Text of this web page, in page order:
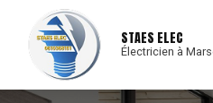
contenu
principal
STAES ELEC
Électricien à